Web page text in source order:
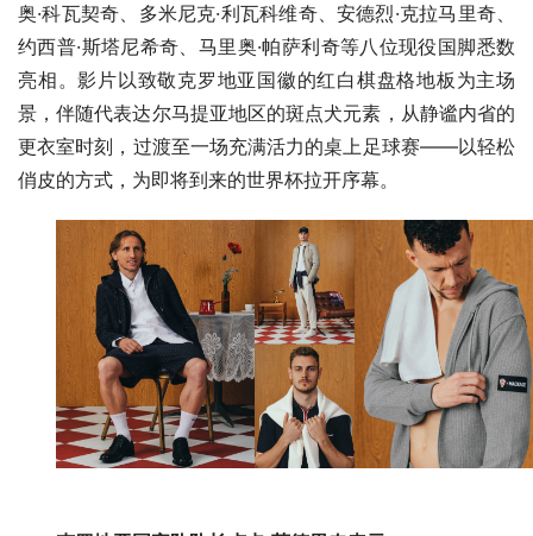
奥·科瓦契奇、多米尼克·利瓦科维奇、安德烈·克拉马里奇、
约西普·斯塔尼希奇、马里奥·帕萨利奇等八位现役国脚悉数
亮相。影片以致敬克罗地亚国徽的红白棋盘格地板为主场
景，伴随代表达尔马提亚地区的斑点犬元素，从静谧内省的
更衣室时刻，过渡至一场充满活力的桌上足球赛——以轻松
俏皮的方式，为即将到来的世界杯拉开序幕。